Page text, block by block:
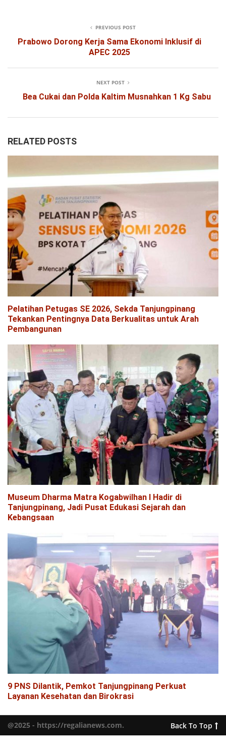
PREVIOUS POST
Prabowo Dorong Kerja Sama Ekonomi Inklusif di
APEC 2025
NEXT POST
Bea Cukai dan Polda Kaltim Musnahkan 1 Kg Sabu
RELATED POSTS
Pelatihan Petugas SE 2026, Sekda Tanjungpinang
Tekankan Pentingnya Data Berkualitas untuk Arah
Pembangunan
Museum Dharma Matra Kogabwilhan I Hadir di
Tanjungpinang, Jadi Pusat Edukasi Sejarah dan
Kebangsaan
9 PNS Dilantik, Pemkot Tanjungpinang Perkuat
Layanan Kesehatan dan Birokrasi
@2025 - https://regalianews.com. Back To Top